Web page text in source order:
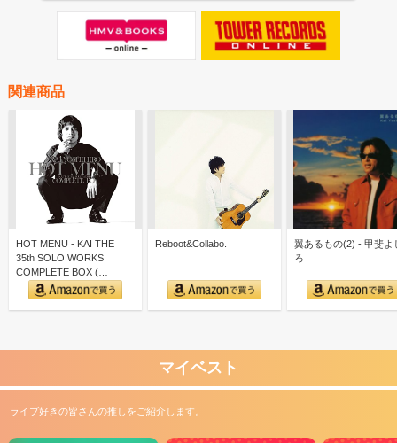
関連商品
HOT MENU - KAI THE
35th SOLO WORKS
COMPLETE BOX (…
Reboot&Collabo.
翼あるもの(2) - 甲斐よ
ろ
マイベスト
ライブ好きの皆さんの推しをご紹介します。